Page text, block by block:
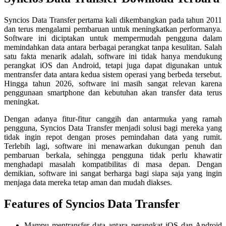
Syncios Data Transfer pertama kali dikembangkan pada tahun 2011
dan terus mengalami pembaruan untuk meningkatkan performanya.
Software ini diciptakan untuk mempermudah pengguna dalam
memindahkan data antara berbagai perangkat tanpa kesulitan. Salah
satu fakta menarik adalah, software ini tidak hanya mendukung
perangkat iOS dan Android, tetapi juga dapat digunakan untuk
mentransfer data antara kedua sistem operasi yang berbeda tersebut.
Hingga tahun 2026, software ini masih sangat relevan karena
penggunaan smartphone dan kebutuhan akan transfer data terus
meningkat.
Dengan adanya fitur-fitur canggih dan antarmuka yang ramah
pengguna, Syncios Data Transfer menjadi solusi bagi mereka yang
tidak ingin repot dengan proses pemindahan data yang rumit.
Terlebih lagi, software ini menawarkan dukungan penuh dan
pembaruan berkala, sehingga pengguna tidak perlu khawatir
menghadapi masalah kompatibilitas di masa depan. Dengan
demikian, software ini sangat berharga bagi siapa saja yang ingin
menjaga data mereka tetap aman dan mudah diakses.
Features of Syncios Data Transfer